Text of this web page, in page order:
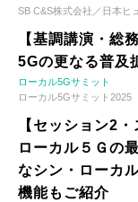
SB C&S株式会社／日本ヒ
【基調講演・総
5Gの更なる普及
ローカル5Gサミット
ローカル5Gサミット2025
【セッション2
ローカル５Ｇの
なシン・ローカ
機能もご紹介